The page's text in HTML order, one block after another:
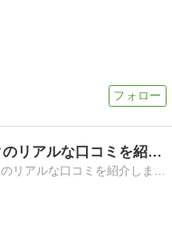
AGA（薄毛治療）クリニックのリアルな口コミを紹介します。
全国のAGA（薄毛治療）クリニックのリアルな口コミを紹介します。